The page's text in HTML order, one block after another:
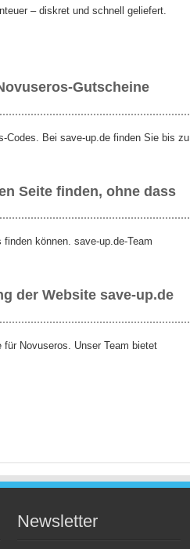
– diskret und schnell geliefert.
Gutscheine
Codes. Bei save-up.de finden Sie bis zu
Seite finden, ohne dass
können. save-up.de-Team
der Website save-up.de
Novuseros. Unser Team bietet
Newsletter